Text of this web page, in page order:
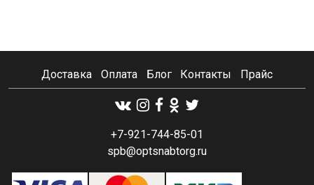
Доставка Оплата Блог Контакты Прайс
+7-921-744-85-01
spb@optsnabtorg.ru